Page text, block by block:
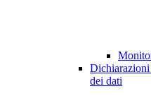
dei dati